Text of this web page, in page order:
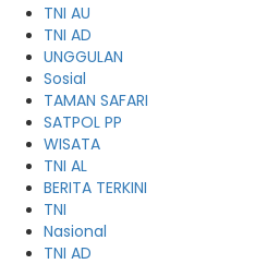
TNI AU
TNI AD
UNGGULAN
Sosial
TAMAN SAFARI
SATPOL PP
WISATA
TNI AL
BERITA TERKINI
TNI
Nasional
TNI AD